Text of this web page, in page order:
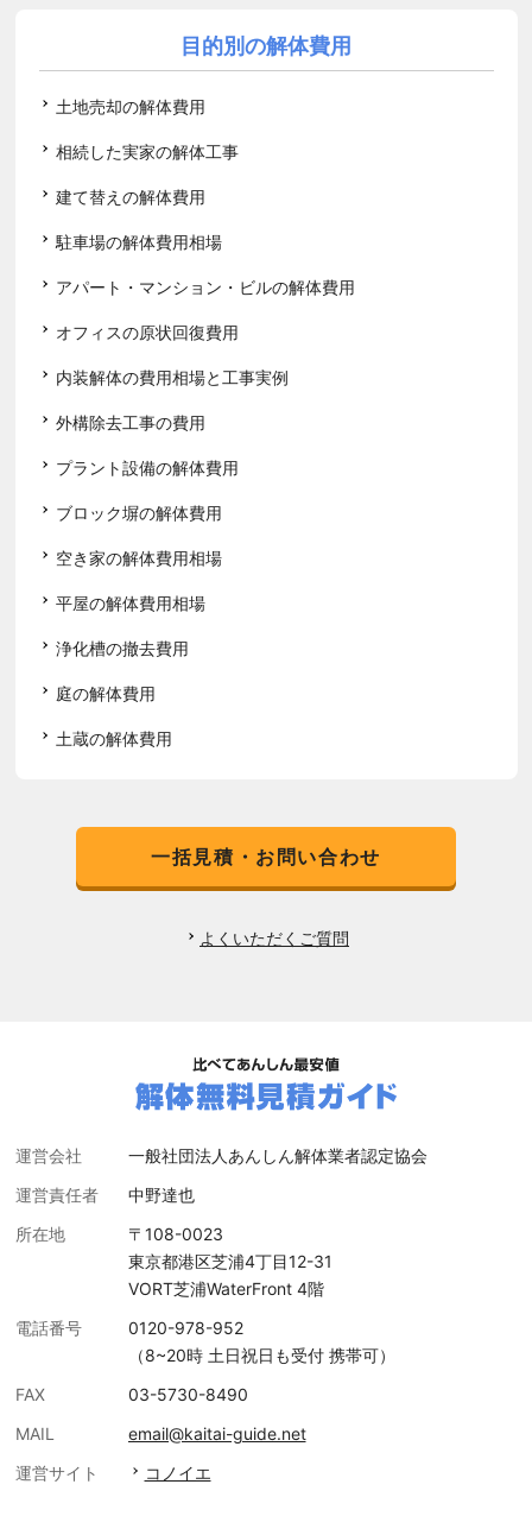
目的別の解体費用
土地売却の解体費用
相続した実家の解体工事
建て替えの解体費用
駐車場の解体費用相場
アパート・マンション・ビルの解体費用
オフィスの原状回復費用
内装解体の費用相場と工事実例
外構除去工事の費用
プラント設備の解体費用
ブロック塀の解体費用
空き家の解体費用相場
平屋の解体費用相場
浄化槽の撤去費用
庭の解体費用
土蔵の解体費用
一括見積・お問い合わせ
よくいただくご質問
運営会社
一般社団法人あんしん解体業者認定協会
運営責任者
中野達也
所在地
〒108-0023
東京都港区芝浦4丁目12-31
VORT芝浦WaterFront 4階
電話番号
0120-978-952
（8~20時 土日祝日も受付 携帯可）
FAX
03-5730-8490
MAIL
email@kaitai-guide.net
運営サイト
コノイエ